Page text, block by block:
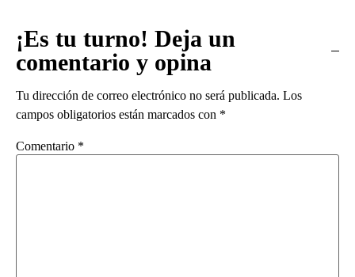
¡Es tu turno! Deja un
comentario y opina
Tu dirección de correo electrónico no será publicada. Los
campos obligatorios están marcados con *
Comentario *